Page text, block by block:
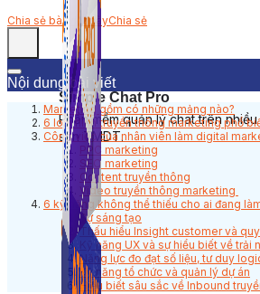
Simple Chat Pro
Phần mềm quản lý chat trên
sàn TMDT.
Chia sẻ bài viết nàyChia sẻ
Nội dung bài viết
Marketing gồm có những mảng nào?
6 loại hình truyền thông marketing phổ
Công việc của nhân viên làm digital
PPC marketing
SEO marketing
Content truyền thông
Video truyền thông marketing
6 kỹ năng không thể thiếu cho ai đang
Sự sáng tạo
Thấu hiểu Insight customer và
Kỹ năng UX và sự hiểu biết về trải
Năng lực đo đạt số liệu, tư duy
Kỹ năng tổ chức và quản lý dự án
Hiểu biết sâu sắc về Inbound